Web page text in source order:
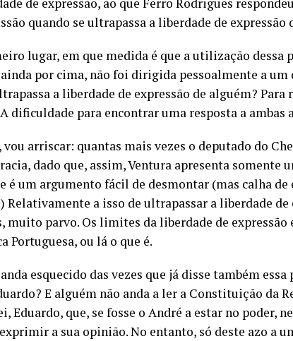
quando se ultrapassa a liberdade de expressão
lugar, em que medida é que a utilização dessa
por cima, não foi dirigida pessoalmente a um
a liberdade de expressão de alguém?
dificuldade para encontrar uma resposta a ambas
vou arriscar: quantas mais vezes o deputado do
dado que, assim, Ventura apresenta somente
é um argumento fácil de desmontar (mas calha
Relativamente a isso de ultrapassar a liberdade
muito parvo. Os limites da liberdade de
Portuguesa, ou lá o que é.
esquecido das vezes que já disse também
E alguém não anda a ler a Constituição da
Eduardo, que, se fosse o André a estar no poder,
a sua opinião. No entanto, só deste azo a